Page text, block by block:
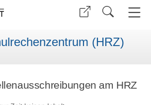
(HRZ)
am HRZ